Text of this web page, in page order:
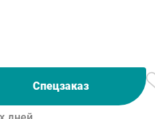
Спецзаказ